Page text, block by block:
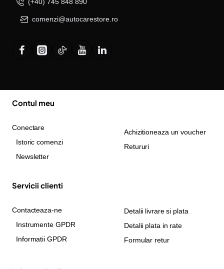
comenzi@autocarestore.ro
Contul meu
Conectare
Istoric comenzi
Newsletter
Achizitioneaza un voucher
Retururi
Servicii clienti
Contacteaza-ne
Instrumente GPDR
Informatii GPDR
Detalii livrare si plata
Detalii plata in rate
Formular retur